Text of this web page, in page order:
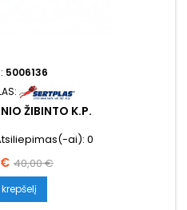
5006136
ŽIBINTO K.P.
ai): 0
Bazinė
kaina
40,00 €
krepšelį